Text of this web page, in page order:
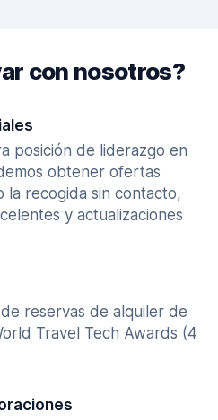
con nosotros?
posición de liderazgo en
obtener ofertas
la recogida sin contacto,
y actualizaciones
reservas de alquiler de
Travel Tech Awards (4